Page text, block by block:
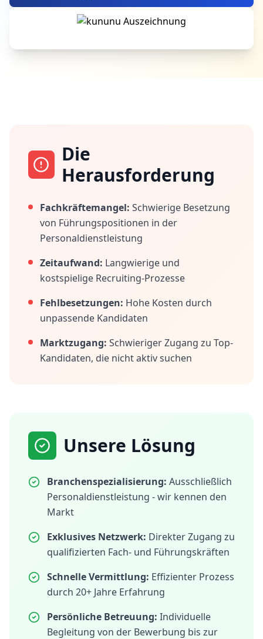
Die
Herausforderung
Fachkräftemangel: Schwierige Besetzung
von Führungspositionen in der
Personaldienstleistung
Zeitaufwand: Langwierige und
kostspielige Recruiting-Prozesse
Fehlbesetzungen: Hohe Kosten durch
unpassende Kandidaten
Marktzugang: Schwieriger Zugang zu Top-
Kandidaten, die nicht aktiv suchen
Unsere Lösung
Branchenspezialisierung: Ausschließlich
Personaldienstleistung - wir kennen den
Markt
Exklusives Netzwerk: Direkter Zugang zu
qualifizierten Fach- und Führungskräften
Schnelle Vermittlung: Effizienter Prozess
durch 20+ Jahre Erfahrung
Persönliche Betreuung: Individuelle
Begleitung von der Bewerbung bis zur